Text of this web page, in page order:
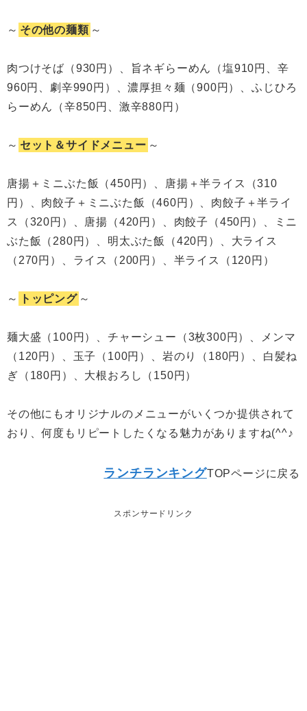
～ その他の麺類 ～
肉つけそば（930円）、旨ネギらーめん（塩910円、辛
960円、劇辛990円）、濃厚担々麺（900円）、ふじひろ
らーめん（辛850円、激辛880円）
～ セット＆サイドメニュー ～
唐揚＋ミニぶた飯（450円）、唐揚＋半ライス（310
円）、肉餃子＋ミニぶた飯（460円）、肉餃子＋半ライ
ス（320円）、唐揚（420円）、肉餃子（450円）、ミニ
ぶた飯（280円）、明太ぶた飯（420円）、大ライス
（270円）、ライス（200円）、半ライス（120円）
～ トッピング ～
麺大盛（100円）、チャーシュー（3枚300円）、メンマ
（120円）、玉子（100円）、岩のり（180円）、白髪ね
ぎ（180円）、大根おろし（150円）
その他にもオリジナルのメニューがいくつか提供されて
おり、何度もリピートしたくなる魅力がありますね(^^♪
ランチランキングTOPページに戻る
スポンサードリンク